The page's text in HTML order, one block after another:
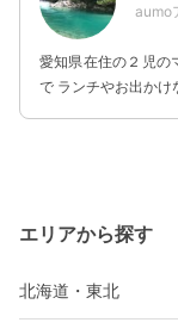
aumo
愛知県在住の２児の
で ランチやお出か
エリアから探す
北海道・東北